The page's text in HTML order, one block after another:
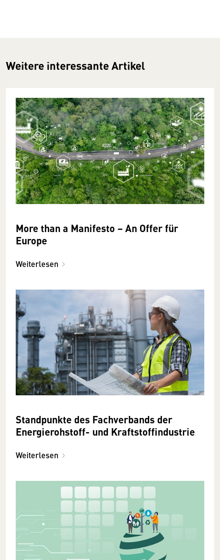
Weitere interessante Artikel
More than a Manifesto – An Offer für
Europe
Weiterlesen
Standpunkte des Fachverbands der
Energierohstoff- und Kraftstoffindustrie
Weiterlesen